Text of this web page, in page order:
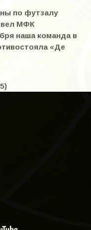
среди ветеранов 2010
по футзалу
МФК
наша команда в
«Де